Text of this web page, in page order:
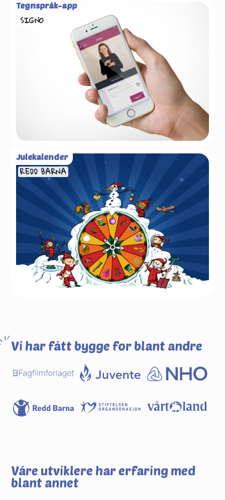
Tegnspråk-app
SIGNO
Julekalender
REDD BARNA
Vi har fått bygge for blant andre
Våre utviklere har erfaring med
blant annet